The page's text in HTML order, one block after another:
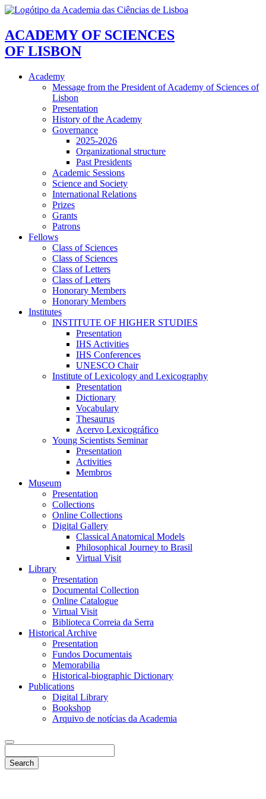
ACADEMY OF SCIENCES
OF LISBON
Academy
Message from the President of Academy of Sciences of
Lisbon
Presentation
History of the Academy
Governance
2025-2026
Organizational structure
Past Presidents
Academic Sessions
Science and Society
International Relations
Prizes
Grants
Patrons
Fellows
Class of Sciences
Class of Sciences
Class of Letters
Class of Letters
Honorary Members
Honorary Members
Institutes
INSTITUTE OF HIGHER STUDIES
Presentation
IHS Activities
IHS Conferences
UNESCO Chair
Institute of Lexicology and Lexicography
Presentation
Dictionary
Vocabulary
Thesaurus
Acervo Lexicográfico
Young Scientists Seminar
Presentation
Activities
Membros
Museum
Presentation
Collections
Online Collections
Digital Gallery
Classical Anatomical Models
Philosophical Journey to Brasil
Virtual Visit
Library
Presentation
Documental Collection
Online Catalogue
Virtual Visit
Biblioteca Correia da Serra
Historical Archive
Presentation
Fundos Documentais
Memorabilia
Historical-biographic Dictionary
Publications
Digital Library
Bookshop
Arquivo de notícias da Academia